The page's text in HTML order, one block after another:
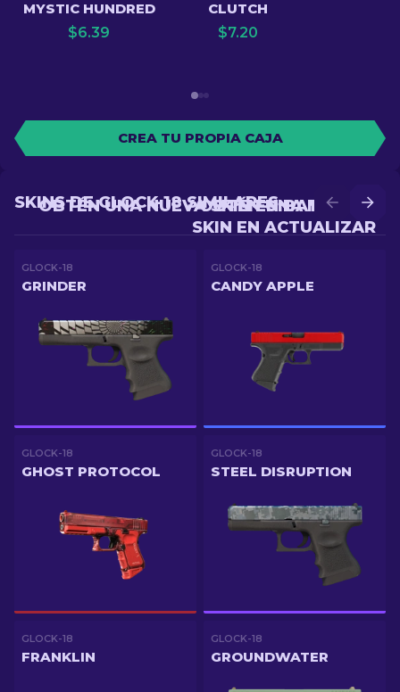
MYSTIC HUNDRED
$6.39
CLUTCH
$7.20
CREA TU PROPIA CAJA
OBTÉN UNA MEJOR
SKIN EN ACTUALIZAR
OBTÉN UNA NUEVA SKIN EN BATALLA
SKINS DE GLOCK-18 SIMILARES
GLOCK-18
GRINDER
GLOCK-18
CANDY APPLE
GLOCK-18
GHOST PROTOCOL
GLOCK-18
STEEL DISRUPTION
GLOCK-18
FRANKLIN
GLOCK-18
GROUNDWATER